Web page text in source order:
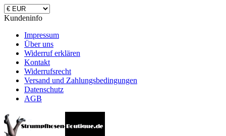
Kundeninfo
Impressum
Über uns
Widerruf erklären
Kontakt
Widerrufsrecht
Versand und Zahlungsbedingungen
Datenschutz
AGB